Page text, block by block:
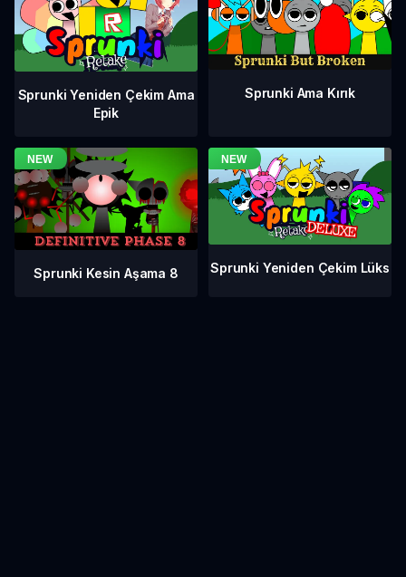
Sprunki Yeniden Çekim Ama
Epik
Sprunki Ama Kırık
Sprunki Kesin Aşama 8 Sprunki Yeniden Çekim Lüks